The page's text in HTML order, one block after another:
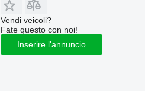
Vendi veicoli?
Fate questo con noi!
Inserire l'annuncio